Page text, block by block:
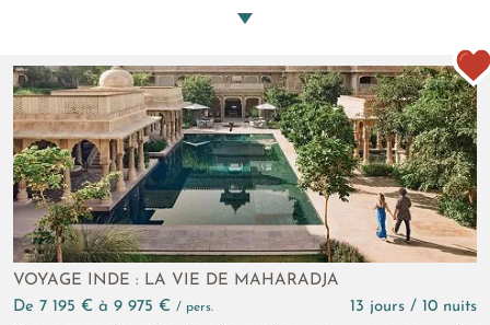
imprenables, villes bleues et cités roses dessinent un voyage
VOYAGE INDE : LA VIE DE MAHARADJA
de 7 195 € à 9 975 € / pers.
13 jours / 10 nuits